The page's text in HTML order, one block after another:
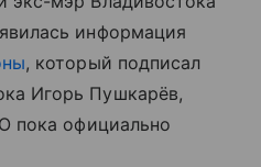
информация
, который подписал
Игорь Пушкарёв,
пока официально